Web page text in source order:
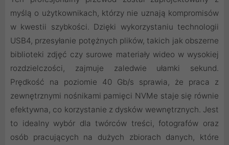
myślą o użytkownikach, którzy nie uznają kompromisów
w kwestii szybkości. Dzięki wykorzystaniu technologii
USB4, przesyłanie potężnych plików, takich jak obszerne
biblioteki zdjęć czy surowe materiały wideo w wysokiej
rozdzielczości, zajmuje zaledwie ułamki sekund.
Prędkość na poziomie 40 Gb/s sprawia, że praca z
zewnętrznymi nośnikami pamięci NVMe staje się równie
efektywna, co korzystanie z dysków wewnętrznych. Jest
to idealny wybór dla twórców treści, fotografów oraz
osób pracujących na dużych zbiorach danych, które